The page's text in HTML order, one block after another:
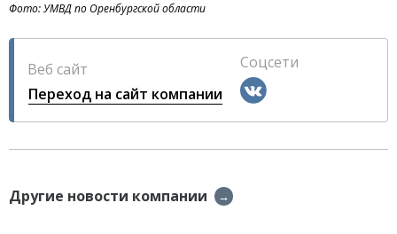
Фото: УМВД по Оренбургской области
Веб сайт
Переход на сайт компании
Соцсети
Другие новости компании →